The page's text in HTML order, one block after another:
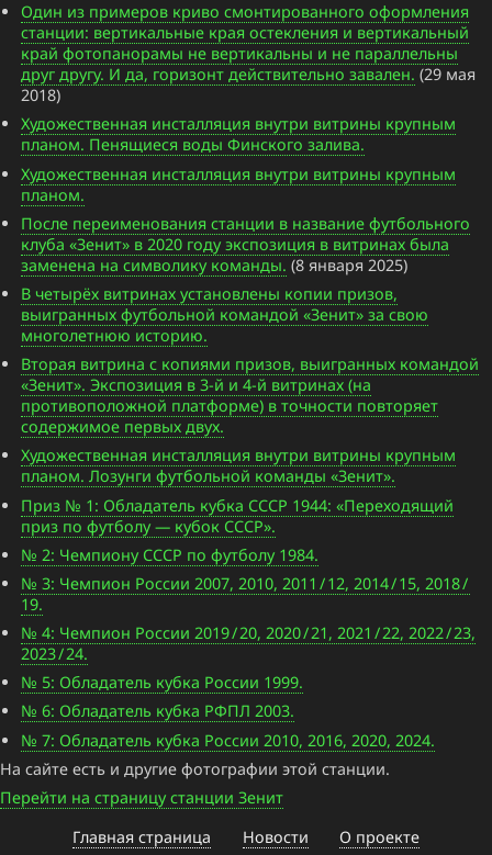
Один из примеров криво смонтированного оформления
станции: вертикальные края остекления и вертикальный
край фотопанорамы не вертикальны и не параллельны
друг другу. И да, горизонт действительно завален. (29 мая
2018)
Художественная инсталляция внутри витрины крупным
планом. Пенящиеся воды Финского залива.
Художественная инсталляция внутри витрины крупным
планом.
После переименования станции в название футбольного
клуба «Зенит» в 2020 году экспозиция в витринах была
заменена на символику команды. (8 января 2025)
В четырёх витринах установлены копии призов,
выигранных футбольной командой «Зенит» за свою
многолетнюю историю.
Вторая витрина с копиями призов, выигранных командой
«Зенит». Экспозиция в 3-й и 4-й витринах (на
противоположной платформе) в точности повторяет
содержимое первых двух.
Художественная инсталляция внутри витрины крупным
планом. Лозунги футбольной команды «Зенит».
Приз № 1: Обладатель кубка СССР 1944: «Переходящий
приз по футболу — кубок СССР».
№ 2: Чемпиону СССР по футболу 1984.
№ 3: Чемпион России 2007, 2010, 2011 / 12, 2014 / 15, 2018 /
19.
№ 4: Чемпион России 2019 / 20, 2020 / 21, 2021 / 22, 2022 / 23,
2023 / 24.
№ 5: Обладатель кубка России 1999.
№ 6: Обладатель кубка РФПЛ 2003.
№ 7: Обладатель кубка России 2010, 2016, 2020, 2024.
На сайте есть и другие фотографии этой станции.
Перейти на страницу станции Зенит
Главная страница
Новости О проекте